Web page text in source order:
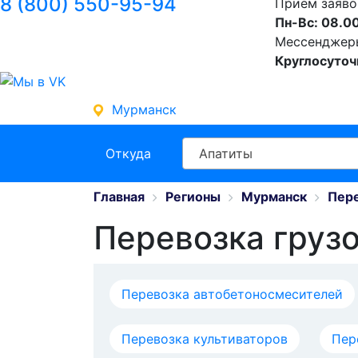
Прием
Пн-Вс:
Мурманск
Откуда Апатиты
Главная Регионы Мурманск
Перевозка
Перевозка автобетоносмесителей
Перевозка культиваторов